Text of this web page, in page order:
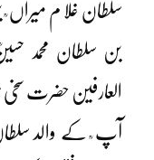
سلطان غلا م میراں
بن سلطان محمد
العارفین حضرت سخی
آپ ؒ کے والد سلطان